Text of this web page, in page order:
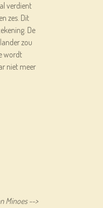
verdient
zes. Dit
De
zou
wordt
niet meer
Minoes -->